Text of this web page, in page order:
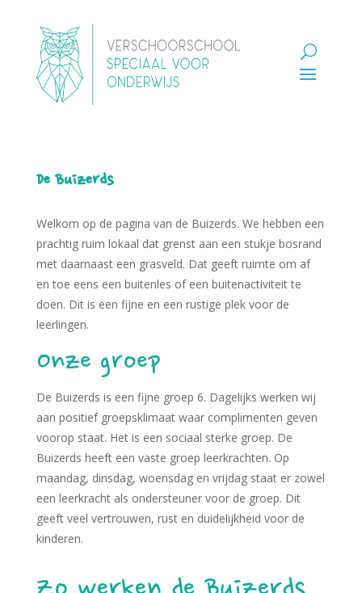
De Buizerds
Welkom op de pagina van de Buizerds. We hebben een
prachtig ruim lokaal dat grenst aan een stukje bosrand
met daarnaast een grasveld. Dat geeft ruimte om af
en toe eens een buitenles of een buitenactiviteit te
doen. Dit is een fijne en een rustige plek voor de
leerlingen.
Onze groep
De Buizerds is een fijne groep 6. Dagelijks werken wij
aan positief groepsklimaat waar complimenten geven
voorop staat. Het is een sociaal sterke groep. De
Buizerds heeft een vaste groep leerkrachten. Op
maandag, dinsdag, woensdag en vrijdag staat er zowel
een leerkracht als ondersteuner voor de groep. Dit
geeft veel vertrouwen, rust en duidelijkheid voor de
kinderen.